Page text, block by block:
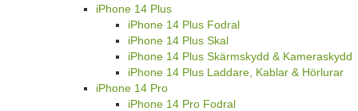
iPhone 14 Plus
iPhone 14 Plus Fodral
iPhone 14 Plus Skal
iPhone 14 Plus Skärmskydd & Kameraskydd
iPhone 14 Plus Laddare, Kablar & Hörlurar
iPhone 14 Pro
iPhone 14 Pro Fodral